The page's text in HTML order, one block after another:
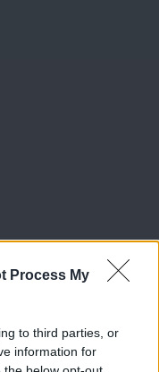
Process My
to third parties, or
information for